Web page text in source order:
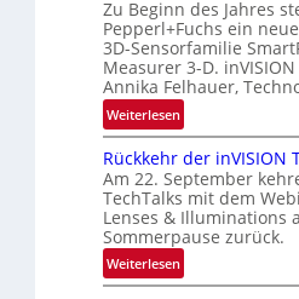
a
u
m
f
a
h
r
t
t
e
c
h
n
e
r
s
c
h
f
t
z
w
i
s
Zu Beginn des Jahres
Pepperl+Fuchs ein
3D-Sensorfamilie
Measurer 3-D.
Annika Felhauer,
Weiterlesen:
U
n
b
e
g
r
e
Rückkehr der inVISION
Am 22. September
TechTalks mit dem
Lenses & Illuminations
Sommerpause zurück.
Weiterlesen:
R